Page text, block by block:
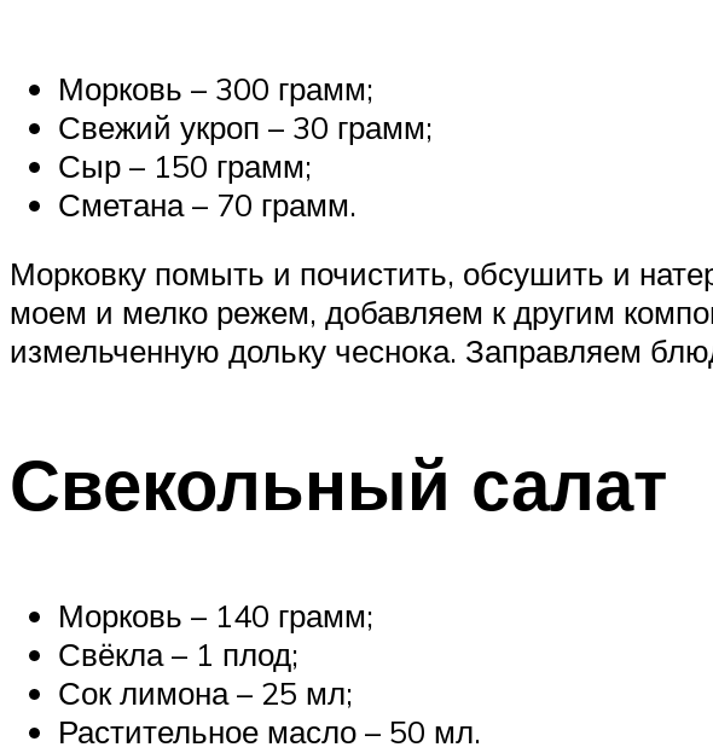
Морковь – 300 грамм;
Свежий укроп – 30 грамм;
Сыр – 150 грамм;
Сметана – 70 грамм.
Морковку помыть и почистить, обсушить и
моем и мелко режем, добавляем к другим
измельченную дольку чеснока. Заправляем
Свекольный салат
Морковь – 140 грамм;
Свёкла – 1 плод;
Сок лимона – 25 мл;
Растительное масло – 50 мл.